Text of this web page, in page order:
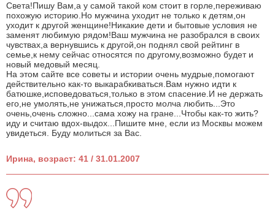
Света!Пишу Вам,а у самой такой ком стоит в горле,переживаю
похожую историю.Но мужчина уходит не только к детям,он
уходит к другой женщине!Никакие дети и бытовые условия не
заменят любимую рядом!Ваш мужчина не разобрался в своих
чувствах,а вернувшись к другой,он поднял свой рейтинг в
семье,к нему сейчас относятся по другому,возможно будет и
новый медовый месяц.
На этом сайте все советы и истории очень мудрые,помогают
действительно как-то выкарабкиваться.Вам нужно идти к
батюшке,исповедоваться,только в этом спасение.И не держать
его,не умолять,не унижаться,просто молча любить...Это
очень,очень сложно...сама хожу на гране...Чтобы как-то жить?
иду и считаю вдох-выдох...Пишите мне, если из Москвы можем
увидеться. Буду молиться за Вас.
Ирина, возраст: 41 / 31.01.2007